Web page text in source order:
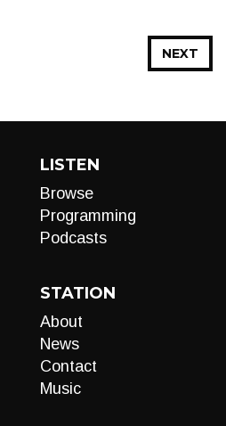
NEXT
LISTEN
Browse
Programming
Podcasts
STATION
About
News
Contact
Music